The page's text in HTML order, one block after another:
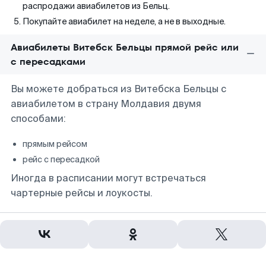
распродажи авиабилетов из Бельц.
Покупайте авиабилет на неделе, а не в выходные.
Авиабилеты Витебск Бельцы прямой рейс или
с пересадками
Вы можете добраться из Витебска Бельцы с
авиабилетом в страну Молдавия двумя
способами:
прямым рейсом
рейс с пересадкой
Иногда в расписании могут встречаться
чартерные рейсы и лоукосты.